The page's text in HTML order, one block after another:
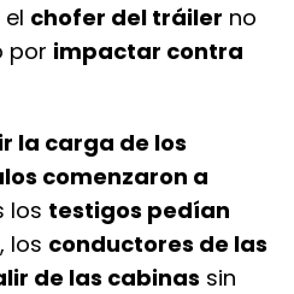
el chofer del tráiler no
por impactar contra
la carga de los
comenzaron a
los testigos pedían
, los conductores de las
de las cabinas sin